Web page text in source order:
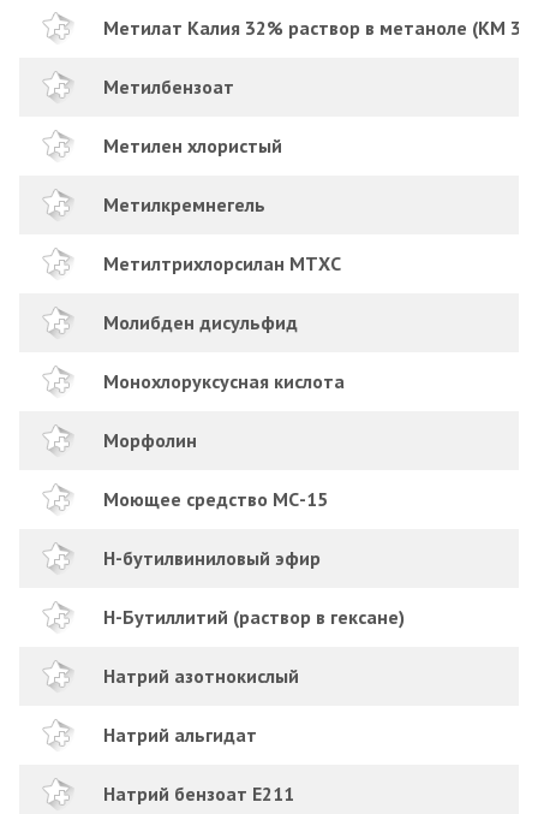
Метилат Калия 32% раствор в метаноле (KM 32)
Метилбензоат
Метилен хлористый
Метилкремнегель
Метилтрихлорсилан МТХС
Молибден дисульфид
Монохлоруксусная кислота
Морфолин
Моющее средство МС-15
Н-бутилвиниловый эфир
Н-Бутиллитий (раствор в гексане)
Натрий азотнокислый
Натрий альгидат
Натрий бензоат Е211